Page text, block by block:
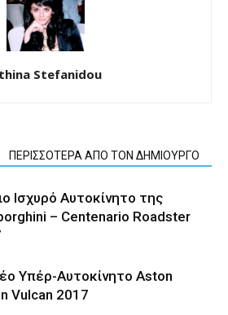
Stefanidou
ΠΕΡΙΣΣΟΤΕΡΑ ΑΠΟ ΤΟΝ ΔΗΜΙΟΥΡΓΟ
Ισχυρό Αυτοκίνητο της
– Centenario Roadster
Υπέρ-Αυτοκίνητο Aston
Vulcan 2017